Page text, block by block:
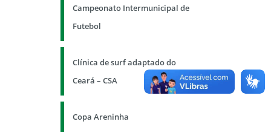
Campeonato Intermunicipal de
Futebol
Clínica de surf adaptado do
Ceará – CSA
Copa Areninha